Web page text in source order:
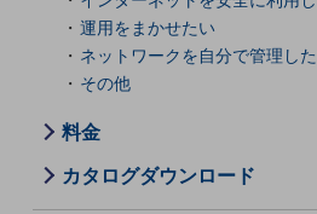
5G対応ホームルーター
通信モジュール製品
運用をまかせたい
ネットワークを自分で管理し
その他
料金
カタログダウンロード